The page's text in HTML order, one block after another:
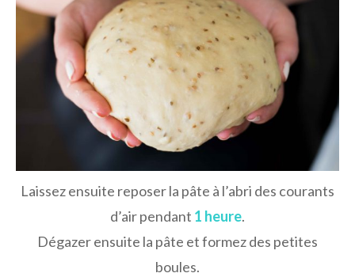
Laissez ensuite reposer la pâte à l’abri des courants
d’air pendant 1 heure.
Dégazer ensuite la pâte et formez des petites
boules.